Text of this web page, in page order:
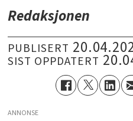
Redaksjonen
PUBLISERT
SIST OPPDATERT
ANNONSE